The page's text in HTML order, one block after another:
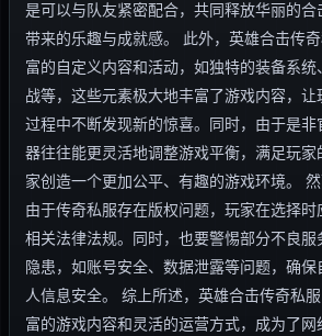
是可以与队友紧密配合，共同释放华丽的
带来的乐趣与成就感。 此外，英雄合击传
富的自定义内容和活动，如独特的装备系
战等，这些元素极大地丰富了游戏内容，让
过程中不断发现新的惊喜。同时，由于是
器往往能更灵活地调整游戏平衡，满足玩
家创造一个更加公平、有趣的游戏环境。 然
由于传奇私服存在版权问题，玩家在选择
相关法律法规。同时，也要警惕部分不良
隐患，如账号安全、数据泄露等问题，确
人信息安全。 综上所述，英雄合击传奇私
富的游戏内容和灵活的运营方式，成为了网